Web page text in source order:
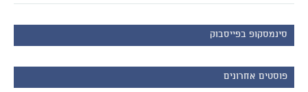
סינמסקופ בפייסבוק
פוסטים אחרונים